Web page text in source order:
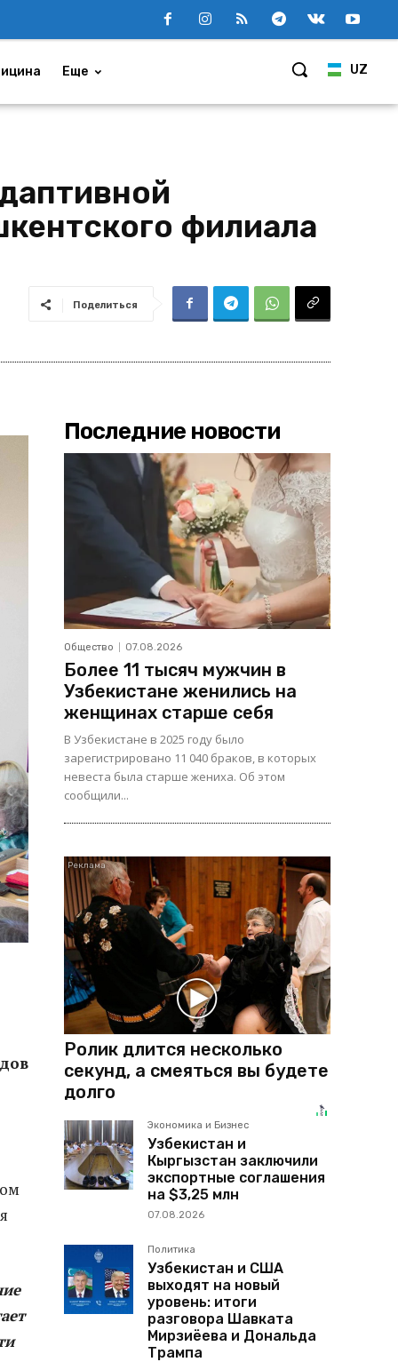
UZ
Еще
филиала
Поделиться
Последние новости
Общество 07.08.2026
Более 11 тысяч мужчин в
Узбекистане женились на
женщинах старше себя
В Узбекистане в 2025 году было
зарегистрировано 11 040 браков, в которых
невеста была старше жениха. Об этом
сообщили...
Ролик длится несколько
секунд, а смеяться вы будете
долго
Экономика и Бизнес
Узбекистан и
Кыргызстан заключили
экспортные соглашения
на $3,25 млн
07.08.2026
Политика
Узбекистан и США
выходят на новый
уровень: итоги
разговора Шавката
Мирзиёева и Дональда
Трампа